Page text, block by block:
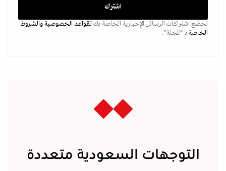
تخضع اشتراكات الرسائل الإخبارية الخاصة بكلقواعد الخصوصيةوالشروط
الخاصة بـ “المجلة".
التوجهات السعودية متعددة